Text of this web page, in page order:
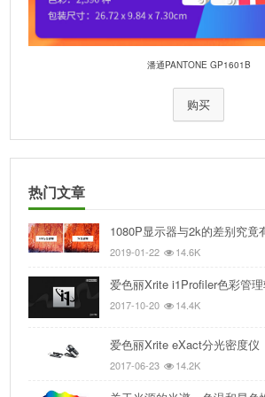
潘通PANTONE GP1601B
购买
热门文章
1080P显示器与2k的差别究竟
2019-01-22 14.6K
爱色丽Xrite i1Profiler色彩管
2017-10-20 14.4K
爱色丽Xrite eXact分光密度仪
2017-06-23 14.2K